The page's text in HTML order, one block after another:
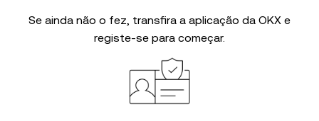
Se ainda não o fez, transfira a aplicação da OKX e
registe-se para começar.